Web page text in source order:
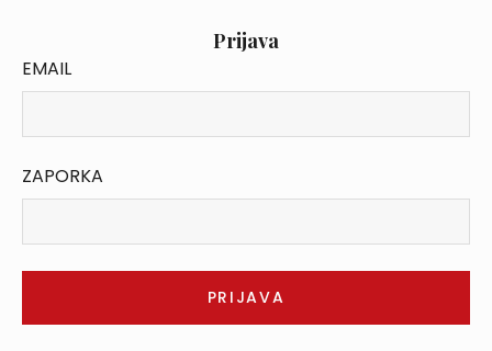
Prijava
EMAIL
ZAPORKA